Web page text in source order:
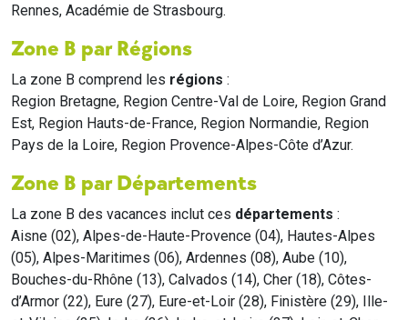
Rennes, Académie de Strasbourg.
Zone B par Régions
La zone B comprend les régions :
Region Bretagne, Region Centre-Val de Loire, Region Grand
Est, Region Hauts-de-France, Region Normandie, Region
Pays de la Loire, Region Provence-Alpes-Côte d’Azur.
Zone B par Départements
La zone B des vacances inclut ces départements :
Aisne (02), Alpes-de-Haute-Provence (04), Hautes-Alpes
(05), Alpes-Maritimes (06), Ardennes (08), Aube (10),
Bouches-du-Rhône (13), Calvados (14), Cher (18), Côtes-
d’Armor (22), Eure (27), Eure-et-Loir (28), Finistère (29), Ille-